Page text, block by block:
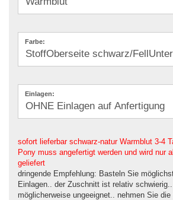
Farbe:
Einlagen:
sofort lieferbar schwarz-natur Warmblut 3-4
Pony muss angefertigt werden und wird nur
geliefert
dringende Empfehlung: Basteln Sie
Einlagen.. der Zuschnitt ist relativ
möglicherweise ungeeignet.. nehmen Sie